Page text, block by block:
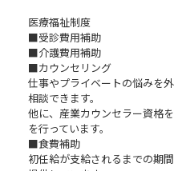
医療福祉制度
■受診費用補助
■介護費用補助
■カウンセリング
仕事やプライベートの悩みを
相談できます。
他に、産業カウンセラー資格
を行っています。
■食費補助
初任給が支給されるまでの期